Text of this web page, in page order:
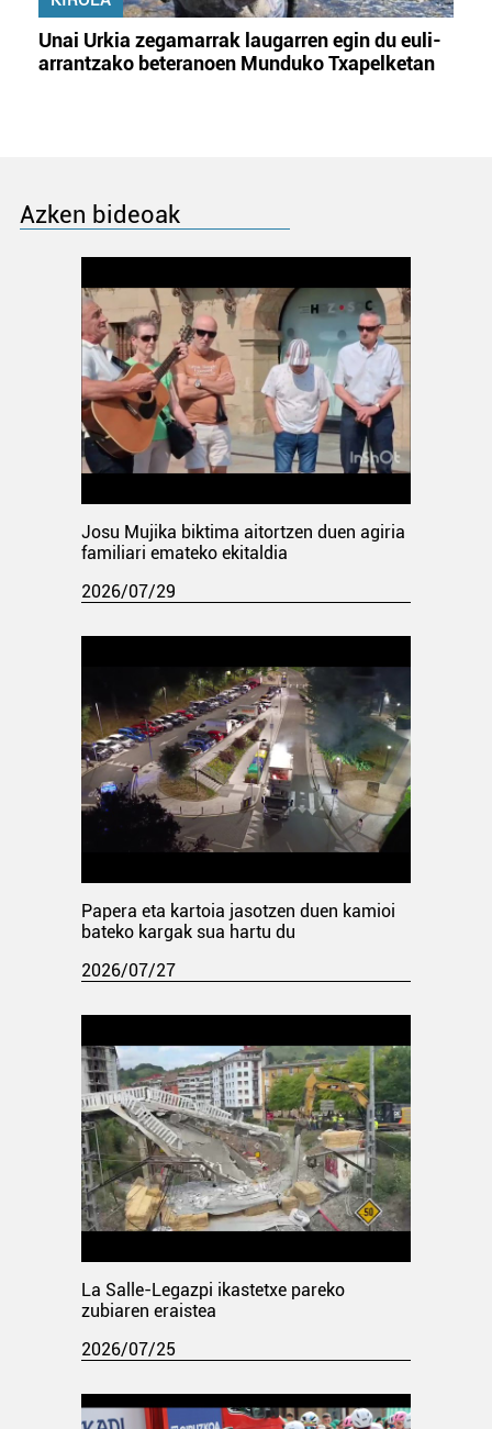
Unai Urkia zegamarrak laugarren egin du euli-
arrantzako beteranoen Munduko Txapelketan
Azken bideoak
Josu Mujika biktima aitortzen duen agiria
familiari emateko ekitaldia
2026/07/29
Papera eta kartoia jasotzen duen kamioi
bateko kargak sua hartu du
2026/07/27
La Salle-Legazpi ikastetxe pareko
zubiaren eraistea
2026/07/25